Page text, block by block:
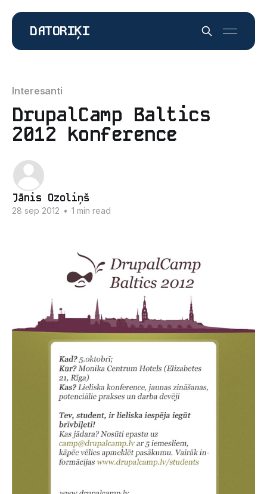
DATORIĶI
Interesanti
DrupalCamp Baltics
2012 konference
Jānis Ozoliņš
28 sep 2012 • 1 min read